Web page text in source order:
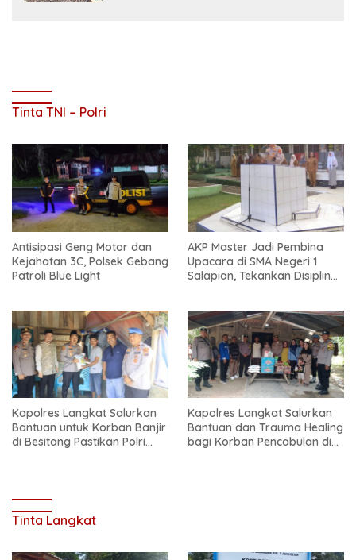
Tinta TNI – Polri
Antisipasi Geng Motor dan
Kejahatan 3C, Polsek Gebang
Patroli Blue Light
AKP Master Jadi Pembina
Upacara di SMA Negeri 1
Salapian, Tekankan Disiplin
Kapolres Langkat Salurkan
Bantuan untuk Korban Banjir
di Besitang Pastikan Polri
Kapolres Langkat Salurkan
Bantuan dan Trauma Healing
bagi Korban Pencabulan di
Tinta Langkat